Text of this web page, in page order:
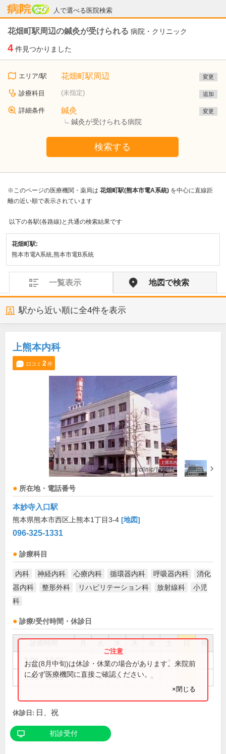
人で選べる医院検索
病院なび
花畑町駅周辺の鍼灸が受けられる 病院・クリニック
4 件見つかりました
エリア/駅 花畑町駅周辺 変更
診療科目 (未指定) 追加
詳細条件 鍼灸
鍼灸が受けられる病院
変更
検索する
※このページの医療機関・薬局は 花畑町駅(熊本市電A系統) を中心に直線距
離の近い順で表示されています
以下の各駅(各路線)と共通の検索結果です
花畑町駅:
熊本市電A系統,熊本市電B系統
一覧表示 地図で検索
駅から近い順に全4件を表示
上熊本内科
口コミ 2件
所在地・電話番号
本妙寺入口駅
熊本県熊本市西区上熊本1丁目3-4 [地図]
096-325-1331
診療科目
内科 神経内科 心療内科 循環器内科 呼吸器内科
消化
器内科
整形外科 リハビリテーション科 放射線科
小児
科
診療/受付時間・休診日
祝
9:00～13:00
9:00～18:00 ● ● ● ●
お盆(8月中旬)は休診・休業の場合があります。来院前
に必ず医療機関に直接ご確認ください。
×閉じる
休診日: 日、祝
初診受付